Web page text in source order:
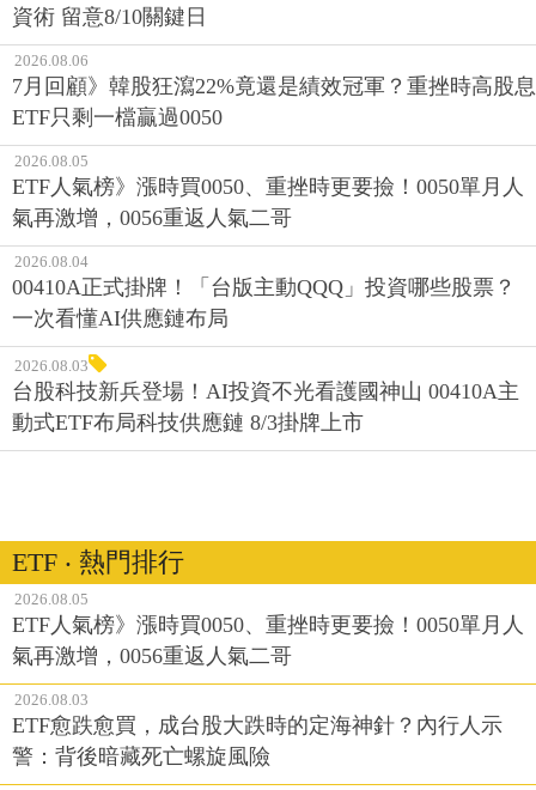
資術 留意8/10關鍵日
2026.08.06
7月回顧》韓股狂瀉22%竟還是績效冠軍？重挫時高股息
ETF只剩一檔贏過0050
2026.08.05
ETF人氣榜》漲時買0050、重挫時更要撿！0050單月人
氣再激增，0056重返人氣二哥
2026.08.04
00410A正式掛牌！「台版主動QQQ」投資哪些股票？
一次看懂AI供應鏈布局
2026.08.03
台股科技新兵登場！AI投資不光看護國神山 00410A主
動式ETF布局科技供應鏈 8/3掛牌上市
ETF ‧ 熱門排行
2026.08.05
ETF人氣榜》漲時買0050、重挫時更要撿！0050單月人
氣再激增，0056重返人氣二哥
2026.08.03
ETF愈跌愈買，成台股大跌時的定海神針？內行人示
警：背後暗藏死亡螺旋風險